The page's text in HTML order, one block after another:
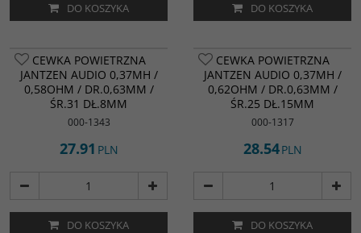
DO KOSZYKA DO KOSZYKA
CEWKA POWIETRZNA
JANTZEN AUDIO 0,37MH /
0,58OHM / DR.0,63MM /
ŚR.31 DŁ.8MM
000-1343
27.91 PLN
DO KOSZYKA
CEWKA POWIETRZNA
JANTZEN AUDIO 0,37MH /
0,62OHM / DR.0,63MM /
ŚR.25 DŁ.15MM
000-1317
28.54PLN
DO KOSZYKA